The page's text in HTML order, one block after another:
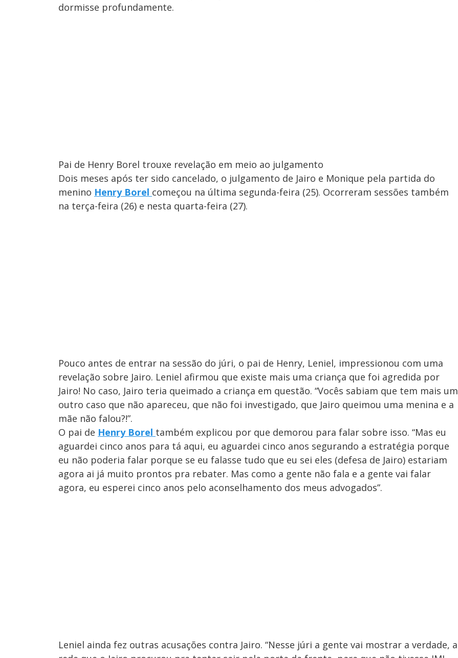
dormisse profundamente.
Pai de Henry Borel trouxe revelação em meio ao julgamento
Dois meses após ter sido cancelado, o julgamento de Jairo e Monique pela partida do
menino Henry Borel começou na última segunda-feira (25). Ocorreram sessões também
na terça-feira (26) e nesta quarta-feira (27).
Pouco antes de entrar na sessão do júri, o pai de Henry, Leniel, impressionou com uma
revelação sobre Jairo. Leniel afirmou que existe mais uma criança que foi agredida por
Jairo! No caso, Jairo teria queimado a criança em questão. “Vocês sabiam que tem mais um
outro caso que não apareceu, que não foi investigado, que Jairo queimou uma menina e a
mãe não falou?!”.
O pai de Henry Borel também explicou por que demorou para falar sobre isso. “Mas eu
aguardei cinco anos para tá aqui, eu aguardei cinco anos segurando a estratégia porque
eu não poderia falar porque se eu falasse tudo que eu sei eles (defesa de Jairo) estariam
agora ai já muito prontos pra rebater. Mas como a gente não fala e a gente vai falar
agora, eu esperei cinco anos pelo aconselhamento dos meus advogados”.
Leniel ainda fez outras acusações contra Jairo. “Nesse júri a gente vai mostrar a verdade, a